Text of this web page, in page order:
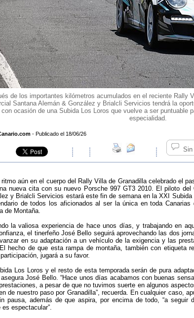
de los importantes kilómetros acumulados en el reciente Rally
Santana Alemán & González y Brialcli Servicios tendrá la
ocasión de una Subida Los Loros que vuelve a ser puntuable
especialidad.
- Publicado el 18/06/26
Sin
ritmo aún en el cuerpo del Rally Villa de Granadilla celebrado el
nueva cita con su nuevo Porsche 997 GT3 2010. El piloto del
y Brialcli Servicios estará este fin de semana en la XXI
de todos los aficionados al ser la única en toda Canarias
de Montaña.
la valiosa experiencia de hace unos días, y trabajando en
el tinerfeño José Bello seguirá aprovechando las dos
en su adaptación a un vehículo de la exigencia y las
hecho de que esta rampa de montaña, también con etiqueta
jugará a su favor.
Los Loros y el resto de esta temporada serán de pura
asegura José Bello. “Hace unos días acabamos con buenas
a pesar de que no tuvimos suerte en algunos
de nuestro paso por Granadilla”, recuerda. En cualquier caso,
pausa, además de que aspira, por encima de todo, “a seguir
es espectacular”.